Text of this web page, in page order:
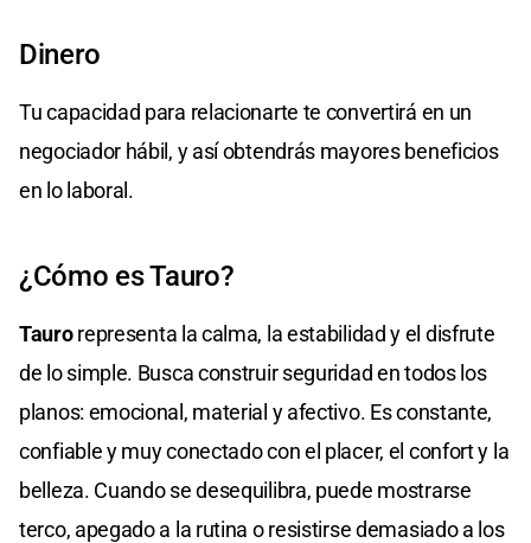
Dinero
Tu capacidad para relacionarte te convertirá en un
negociador hábil, y así obtendrás mayores beneficios
en lo laboral.
¿Cómo es Tauro?
Taurorepresenta la calma, la estabilidad y el disfrute
de lo simple. Busca construir seguridad en todos los
planos: emocional, material y afectivo. Es constante,
confiable y muy conectado con el placer, el confort y la
belleza. Cuando se desequilibra, puede mostrarse
terco, apegado a la rutina o resistirse demasiado a los